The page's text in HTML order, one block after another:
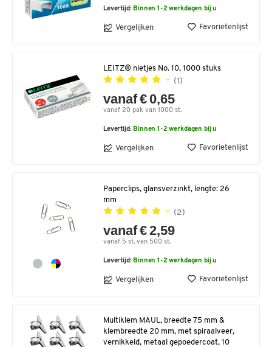
Levertijd: Binnen 1-2 werkdagen bij u
Vergelijken Favorietenlijst
LEITZ® nietjes No. 10, 1000 stuks
(1)
vanaf € 0,65
vanaf 20 pak van 1000 st.
Levertijd: Binnen 1-2 werkdagen bij u
Vergelijken Favorietenlijst
Paperclips, glansverzinkt, lengte: 26
mm
(2)
vanaf € 2,59
vanaf 5 st. van 500 st.
Levertijd: Binnen 1-2 werkdagen bij u
Vergelijken Favorietenlijst
Multiklem MAUL, breedte 75 mm &
klembreedte 20 mm, met spiraalveer,
vernikkeld, metaal gepoedercoat, 10